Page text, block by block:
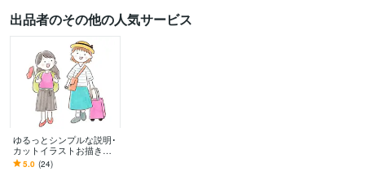
出品者のその他の人気サービス
ゆるっとシンプルな説明･
カットイラストお描きし
ます 資料・雑誌・書籍・
図解などに"伝わる"イラス
5.0 (24)